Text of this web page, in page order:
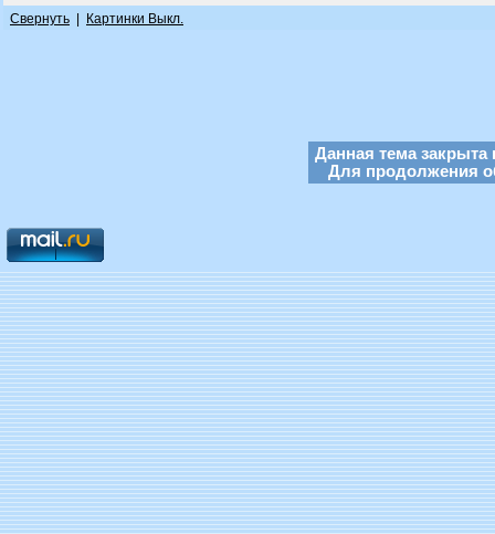
Свернуть Картинки Выкл.
Данная тема закрыта
Для продолжения